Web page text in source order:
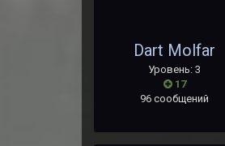
Dart Molfar
Уровень: 3
17
96 сообщений